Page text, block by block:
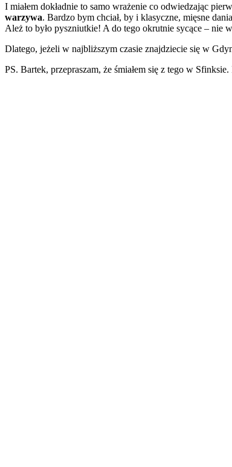
I miałem dokładnie to samo wrażenie co odwiedzając
warzywa. Bardzo bym chciał, by i klasyczne, mięsne
Ależ to było pyszniutkie! A do tego okrutnie sycące – nie
Dlatego, jeżeli w najbliższym czasie znajdziecie się w
PS. Bartek, przepraszam, że śmiałem się z tego w